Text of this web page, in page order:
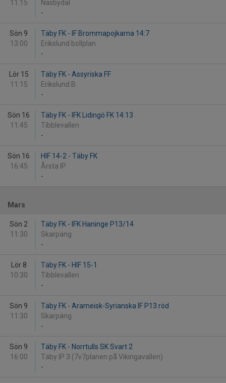
11:15
Näsbydal
-
Sön 9
13:00
Täby FK - IF Brommapojkarna 14:7
Erikslund bollplan
-
Lör 15
11:15
Täby FK - Assyriska FF
Erikslund B
-
Sön 16
11:45
Täby FK - IFK Lidingö FK 14:13
Tibblevallen
-
Sön 16
16:45
HIF 14-2 - Täby FK
Årsta IP
-
Mars
Sön 2
11:30
Täby FK - IFK Haninge P13/14
Skarpäng
-
Lör 8
10:30
Täby FK - HIF 15-1
Tibblevallen
-
Sön 9
11:30
Täby FK - Arameisk-Syrianska IF P13 röd
Skarpäng
-
Sön 9
16:00
Täby FK - Norrtulls SK Svart 2
Täby IP 3 (7v7planen på Vikingavallen)
-